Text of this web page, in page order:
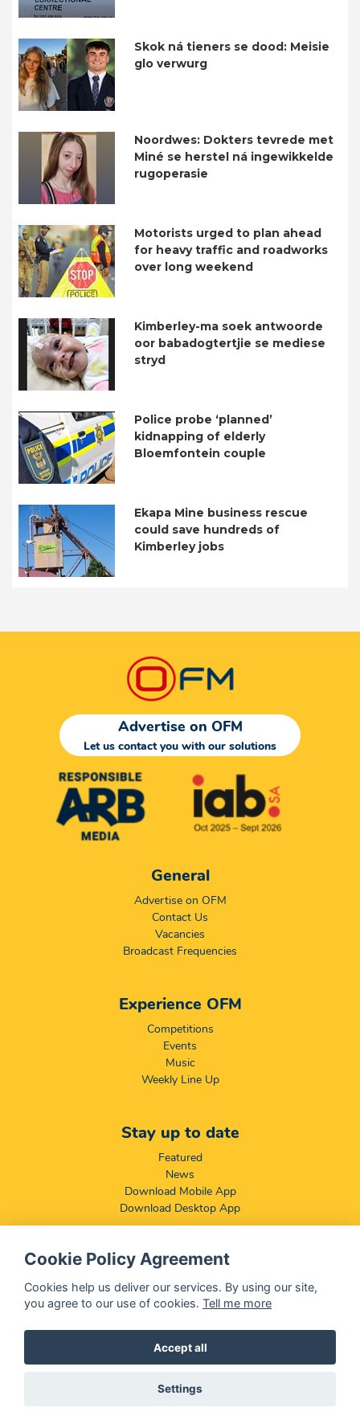
Skok ná tieners se dood: Meisie
glo verwurg
Noordwes: Dokters tevrede met
Miné se herstel ná ingewikkelde
rugoperasie
Motorists urged to plan ahead
for heavy traffic and roadworks
over long weekend
Kimberley-ma soek antwoorde
oor babadogtertjie se mediese
stryd
Police probe ‘planned’
kidnapping of elderly
Bloemfontein couple
Ekapa Mine business rescue
could save hundreds of
Kimberley jobs
Advertise on OFM
Let us contact you with our solutions
General
Advertise on OFM
Contact Us
Vacancies
Broadcast Frequencies
Experience OFM
Competitions
Events
Music
Weekly Line Up
Stay up to date
Featured
News
Download Mobile App
Download Desktop App
Compliance & Disclaimers
BCCSA: Code of Conduct
Terms & Conditions
@ 2026 OFM - All rights reservedDisclaimer
Cookie Policy Agreement
Cookies help us deliver our services. By using our site,
you agree to our use of cookies. Tell me more
Accept all
Settings